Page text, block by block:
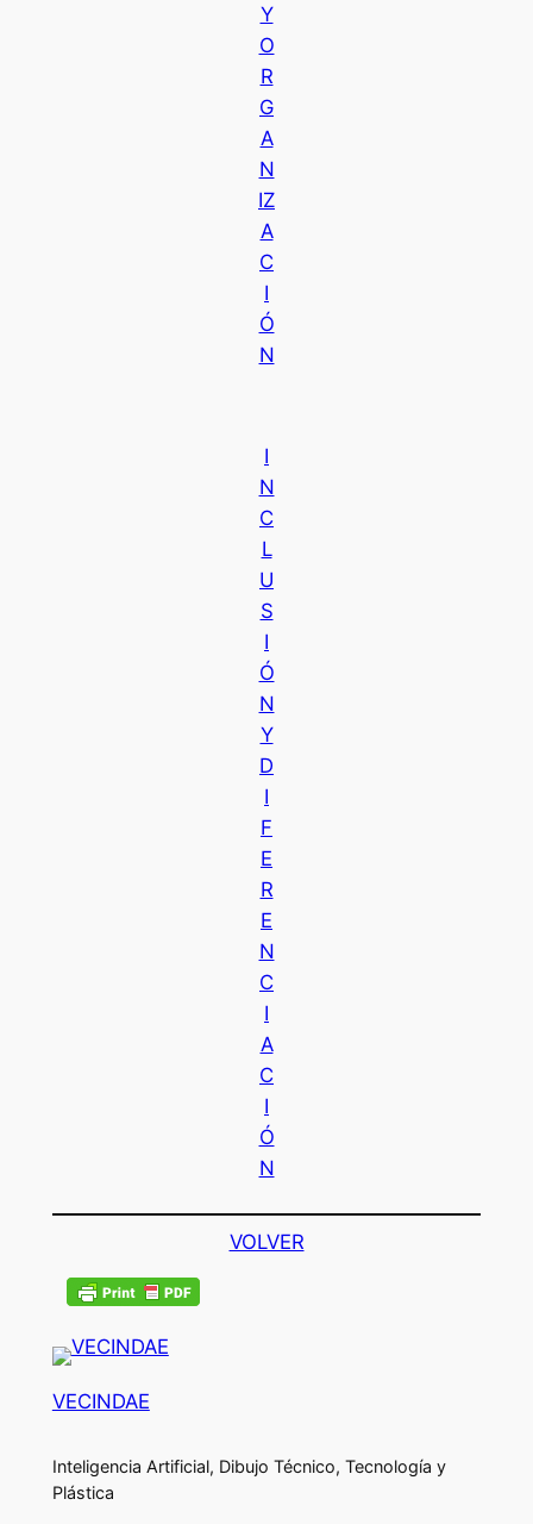
Y
O
R
G
A
N
IZ
A
C
I
Ó
N
I
N
C
L
U
S
I
Ó
N
Y
D
I
F
E
R
E
N
C
I
A
C
I
Ó
N
VOLVER
VECINDAE
Inteligencia Artificial, Dibujo Técnico, Tecnología y
Plástica